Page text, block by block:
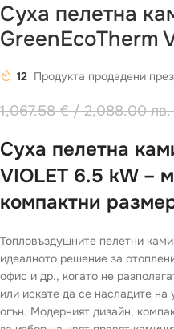
Суха пелетна
GreenEcoTherm
12 Продукта продадени
1,067.58€/ 2,088.00 лв.
Суха пелетна
VIOLET 6.5 kW –
компактни
Топловъздушните пелетни
идеалното решение за
офис и др., когато не
или искате да се насладите
огън. Модерният дизайн,